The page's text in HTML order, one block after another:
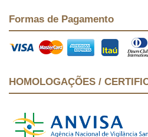
Formas de Pagamento
HOMOLOGAÇÕES /